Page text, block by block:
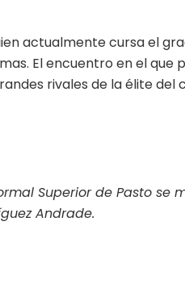
actualmente cursa el
El encuentro en el que
rivales de la élite
Superior de Pasto se
Andrade.